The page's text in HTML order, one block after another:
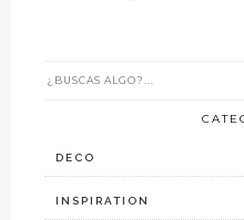
DECO
INSPIRATION